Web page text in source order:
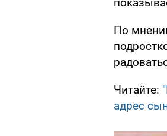
По
Читайте:
адрес